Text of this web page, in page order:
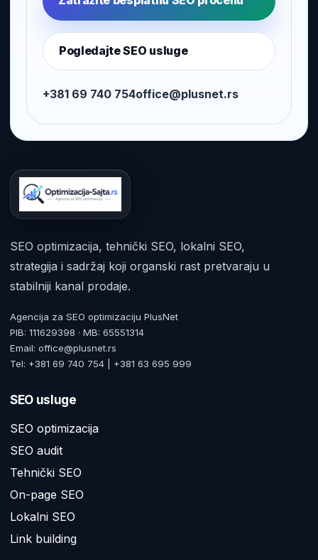
Pogledajte SEO usluge
+381 69 740 754office@plusnet.rs
SEO optimizacija, tehnički SEO, lokalni SEO,
strategija i sadržaj koji organski rast pretvaraju u
stabilniji kanal prodaje.
Agencija za SEO optimizaciju PlusNet
PIB: 111629398 · MB: 65551314
Email: office@plusnet.rs
Tel: +381 69 740 754 | +381 63 695 999
SEO usluge
SEO optimizacija
SEO audit
Tehnički SEO
On-page SEO
Lokalni SEO
Link building